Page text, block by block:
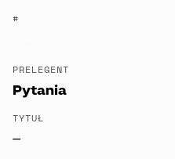
#
PRELEGENT
Pytania
TYTUŁ
—